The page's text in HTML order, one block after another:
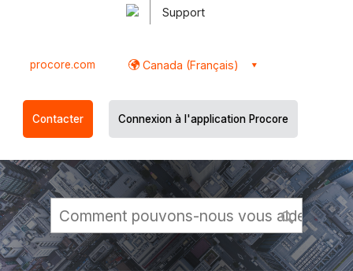
Support
procore.com Canada (Français)
Contacter Connexion à l'application Procore